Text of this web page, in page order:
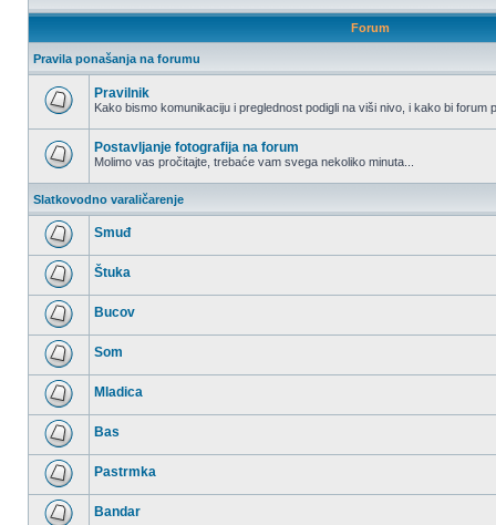
Forum
Pravila ponašanja na forumu
nepročitanih
postova
Pravilnik
Kako bismo komunikaciju i preglednost podigli na viši nivo, i kako bi forum
nepročitanih
postova
Postavljanje fotografija na forum
Molimo vas pročitajte, trebaće vam svega nekoliko minuta...
Slatkovodno varaličarenje
Nema
nepročitanih
postova
Smuđ
Nema
nepročitanih
postova
Štuka
Nema
nepročitanih
postova
Bucov
Nema
nepročitanih
postova
Som
Nema
nepročitanih
postova
Mladica
Nema
nepročitanih
postova
Bas
Nema
nepročitanih
postova
Pastrmka
Bandar